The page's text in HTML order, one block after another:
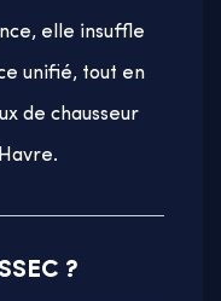
elle insuffle
unifié, tout en
de chausseur
?